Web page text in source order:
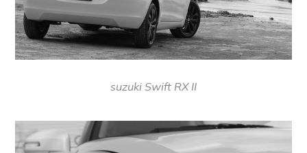
suzuki Swift RX II